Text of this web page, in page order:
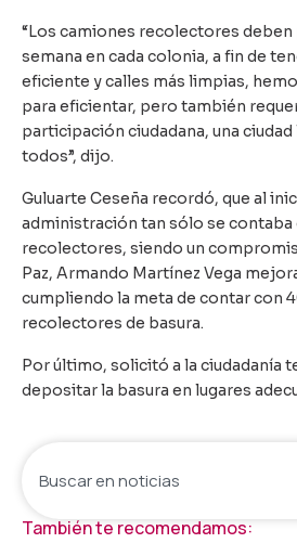
“Los camiones recolectores
semana en cada colonia, a fin de
eficiente y calles más limpias,
para eficientar, pero también
participación ciudadana, una
todos”, dijo.
Guluarte Ceseña recordó, que al
administración tan sólo se
recolectores, siendo un
Paz, Armando Martínez Vega
cumpliendo la meta de contar con
recolectores de basura.
Por último, solicitó a la ciudadanía
depositar la basura en lugares
También te recomendamos: